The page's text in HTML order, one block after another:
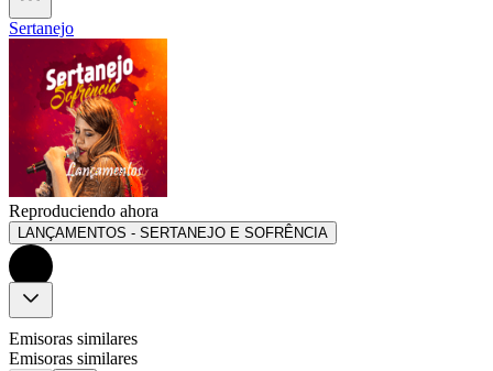
Sertanejo
Reproduciendo ahora
LANÇAMENTOS - SERTANEJO E SOFRÊNCIA
Emisoras similares
Emisoras similares